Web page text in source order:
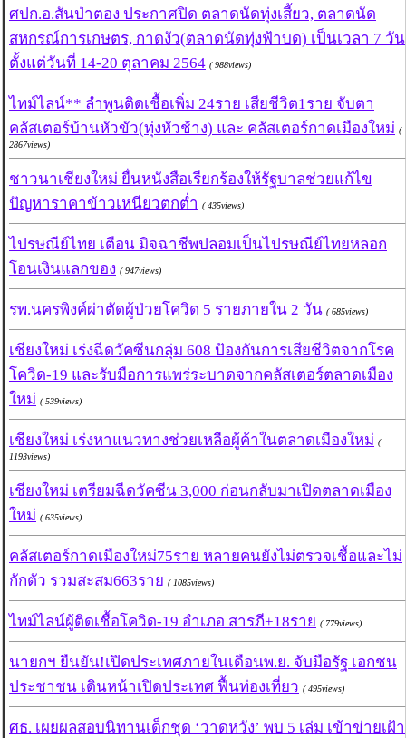
ศปก.อ.สันป่าตอง ประกาศปิด ตลาดนัดทุ่งเสี้ยว, ตลาดนัด
สหกรณ์การเกษตร, กาดงัว(ตลาดนัดทุ่งฟ้าบด) เป็นเวลา 7 วัน
ตั้งแต่วันที่ 14-20 ตุลาคม 2564 ( 988views)
ไทม์ไลน์** ลำพูนติดเชื้อเพิ่ม 24ราย เสียชีวิต1ราย จับตา
คลัสเตอร์บ้านหัวขัว(ทุ่งหัวช้าง) และ คลัสเตอร์กาดเมืองใหม่ (
2867views)
ชาวนาเชียงใหม่ ยื่นหนังสือเรียกร้องให้รัฐบาลช่วยแก้ไข
ปัญหาราคาข้าวเหนียวตกต่ำ ( 435views)
ไปรษณีย์ไทย เตือน มิจฉาชีพปลอมเป็นไปรษณีย์ไทยหลอก
โอนเงินแลกของ ( 947views)
รพ.นครพิงค์ผ่าตัดผู้ป่วยโควิด 5 รายภายใน 2 วัน ( 685views)
เชียงใหม่ เร่งฉีดวัคซีนกลุ่ม 608 ป้องกันการเสียชีวิตจากโรค
โควิด-19 และรับมือการแพร่ระบาดจากคลัสเตอร์ตลาดเมือง
ใหม่ ( 539views)
เชียงใหม่ เร่งหาแนวทางช่วยเหลือผู้ค้าในตลาดเมืองใหม่ (
1193views)
เชียงใหม่ เตรียมฉีดวัคซีน 3,000 ก่อนกลับมาเปิดตลาดเมือง
ใหม่ ( 635views)
คลัสเตอร์กาดเมืองใหม่75ราย หลายคนยังไม่ตรวจเชื้อและไม่
กักตัว รวมสะสม663ราย ( 1085views)
ไทม์ไลน์ผู้ติดเชื้อโควิด-19 อำเภอ สารภี+18ราย ( 779views)
นายกฯ ยืนยัน!เปิดประเทศภายในเดือนพ.ย. จับมือรัฐ เอกชน
ประชาชน เดินหน้าเปิดประเทศ ฟื้นท่องเที่ยว ( 495views)
ศธ. เผยผลสอบนิทานเด็กชุด ‘วาดหวัง’ พบ 5 เล่ม เข้าข่ายเฝ้า